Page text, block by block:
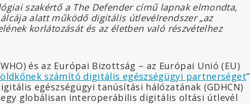
szakértő a The Defender című lapnak elmondta,
alatt működő digitális útlevélrendszer „az
korlátozását és az életben való részvételhez
és az Európai Bizottság – az Európai Unió (EU)
számító digitális egészségügyi partnerséget”
egészségügyi tanúsítási hálózatának (GDHCN)
globálisan interoperábilis digitális oltási útlevél